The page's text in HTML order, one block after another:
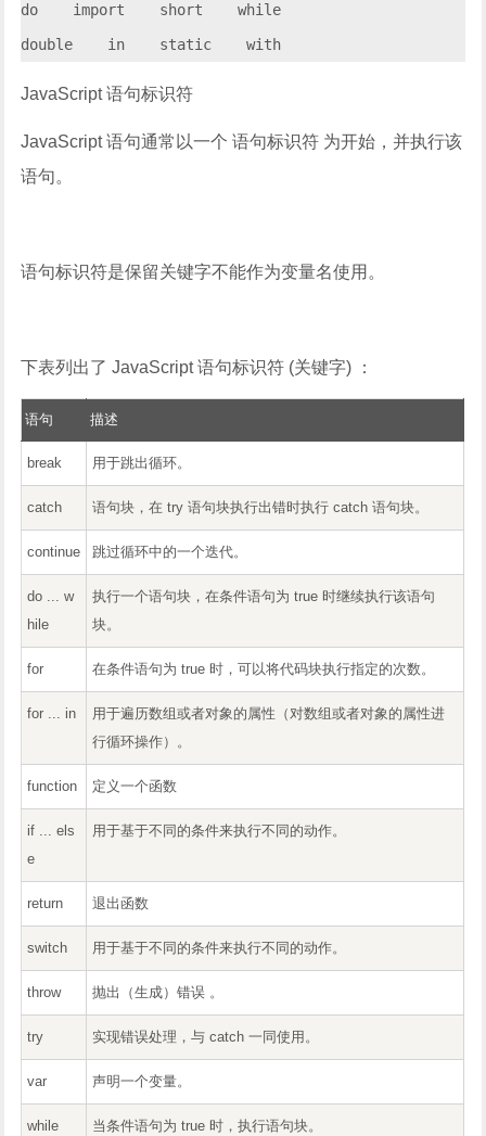
do    import    short    while
double    in    static    with
JavaScript 语句标识符
JavaScript 语句通常以一个 语句标识符 为开始，并执行该
语句。
语句标识符是保留关键字不能作为变量名使用。
下表列出了 JavaScript 语句标识符 (关键字) ：
语句 描述
break 用于跳出循环。
catch 语句块，在 try 语句块执行出错时执行 catch 语句块。
continue 跳过循环中的一个迭代。
do ... w
hile
执行一个语句块，在条件语句为 true 时继续执行该语句
块。
for 在条件语句为 true 时，可以将代码块执行指定的次数。
for ... in
用于遍历数组或者对象的属性（对数组或者对象的属性进
行循环操作）。
function 定义一个函数
if ... els
e
用于基于不同的条件来执行不同的动作。
return 退出函数
switch 用于基于不同的条件来执行不同的动作。
throw 抛出（生成）错误 。
try 实现错误处理，与 catch 一同使用。
var 声明一个变量。
while 当条件语句为 true 时，执行语句块。